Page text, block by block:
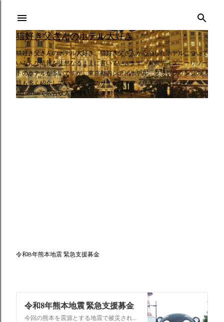
スキップしてメイン コンテンツに移動
猫好き父さんのホテル大好き
猫好き父さんのホテル大好き。猫好き父さんが宿泊したホテルについて
いろんな情報を徒然なるままに書いていきます。東京ディズニーリゾー
トのホテルが多いですが、東京都内シティホテル、クラブラウンジの話
題も多く紹介しています。このサイトはアフィリエイトとGoogle
AdSenseで広告収入を得ています。
令和8年熊本地震 緊急支援募金
令和8年熊本地震 緊急支援募金
今回の熊本を震源とする地震で被災された皆さままだまだ余震も続き大変な時間を過ごされていると思います。心よりお見舞い申し上げます